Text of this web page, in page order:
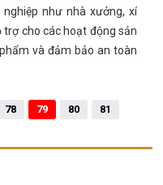
như nhà xưởng, xí
trợ cho các hoạt động sản
và đảm bảo an toàn
tôi sẽ giải thích tại
78 79 80
81